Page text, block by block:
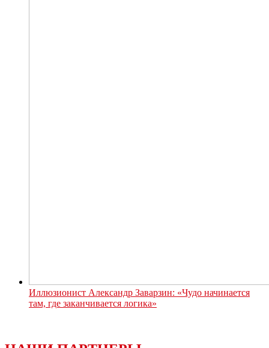
Иллюзионист Александр Заварзин: «Чудо начинается
там, где заканчивается логика»